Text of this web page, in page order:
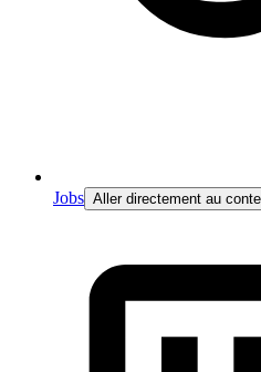
Jobs Aller directement au